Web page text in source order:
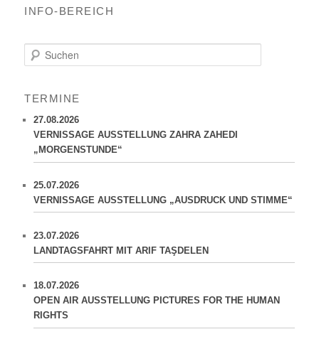
INFO-BEREICH
u
e
n
TERMINE
27.08.2026
VERNISSAGE AUSSTELLUNG ZAHRA ZAHEDI
„MORGENSTUNDE“
25.07.2026
VERNISSAGE AUSSTELLUNG „AUSDRUCK UND STIMME“
23.07.2026
LANDTAGSFAHRT MIT ARIF TAŞDELEN
18.07.2026
OPEN AIR AUSSTELLUNG PICTURES FOR THE HUMAN
RIGHTS